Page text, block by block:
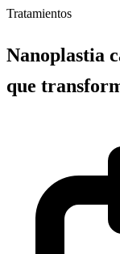
Tratamientos
Nanoplastia
que